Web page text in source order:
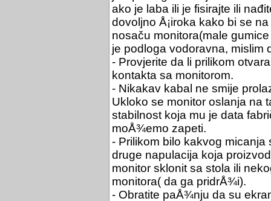
ako je laba ili je fisirajte ili
dovoljno Å¡iroka kako bi se
nosaču monitora(male
je podloga vodoravna, mislim
- Provjerite da li prilikom
kontakta sa monitorom.
- Nikakav kabal ne smije
Ukloko se monitor oslanja na
stabilnost koja mu je data
moÅ¾emo zapeti.
- Prilikom bilo kakvog
druge napulacija koja
monitor sklonit sa stola ili
monitora( da ga pridrÅ¾i).
- Obratite paÅ¾nju da su